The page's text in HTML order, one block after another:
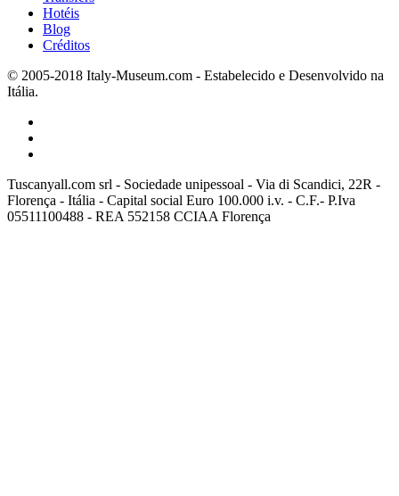
Hotéis
Blog
Créditos
© 2005-2018 Italy-Museum.com - Estabelecido e Desenvolvido na
Itália.
Tuscanyall.com srl - Sociedade unipessoal - Via di Scandici, 22R -
Florença - Itália - Capital social Euro 100.000 i.v. - C.F.- P.Iva
05511100488 - REA 552158 CCIAA Florença